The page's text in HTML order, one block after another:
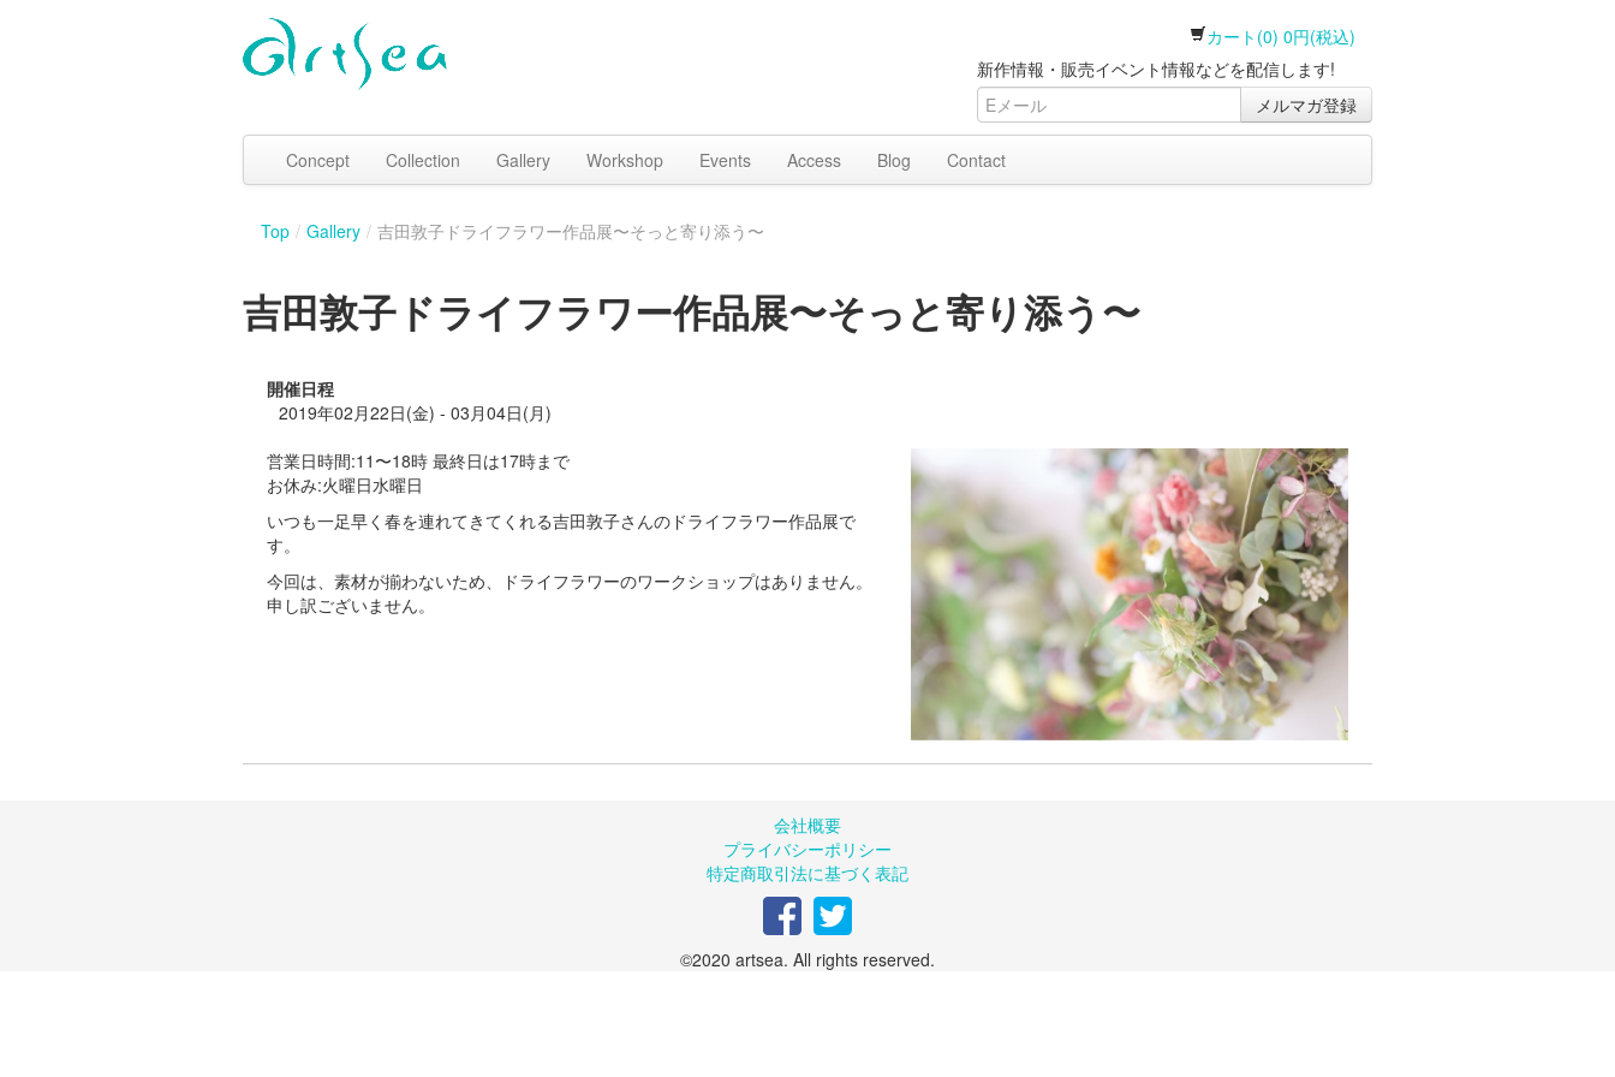
カート(0) 0円(税込)
新作情報・販売イベント情報などを配信します!
メルマガ登録
Concept Collection Gallery Workshop Events Access Blog Contact
Top / Gallery / 吉田敦子ドライフラワー作品展〜そっと寄り添う〜
吉田敦子ドライフラワー作品展〜そっと寄り添う〜
開催日程
2019年02月22日(金) - 03月04日(月)
営業日時間:11〜18時 最終日は17時まで
お休み:火曜日水曜日
いつも一足早く春を連れてきてくれる吉田敦子さんのドライフラワー作品展で
す。
今回は、素材が揃わないため、ドライフラワーのワークショップはありません。
申し訳ございません。
会社概要
プライバシーポリシー
特定商取引法に基づく表記
©2020 artsea. All rights reserved.